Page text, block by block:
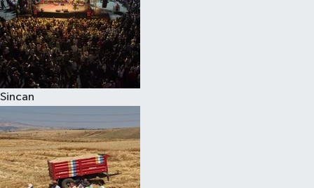
Sincan